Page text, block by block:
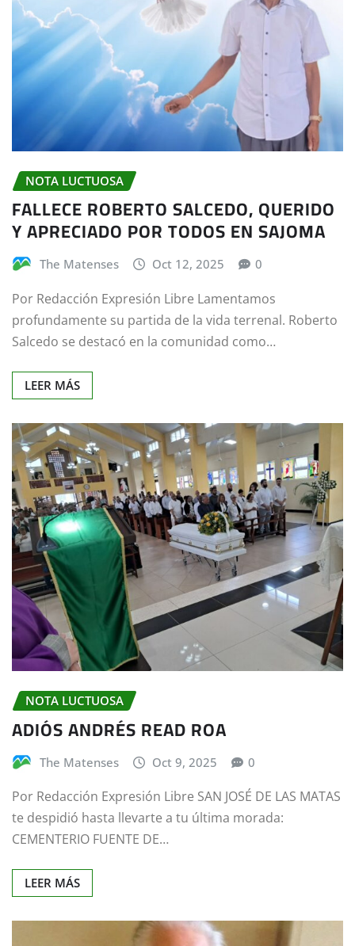
NOTA LUCTUOSA
FALLECE ROBERTO SALCEDO, QUERIDO
Y APRECIADO POR TODOS EN SAJOMA
The Matenses Oct 12, 2025 0
Por Redacción Expresión Libre Lamentamos
profundamente su partida de la vida terrenal. Roberto
Salcedo se destacó en la comunidad como…
LEER MÁS
NOTA LUCTUOSA
ADIÓS ANDRÉS READ ROA
The Matenses Oct 9, 2025 0
Por Redacción Expresión Libre SAN JOSÉ DE LAS MATAS
te despidió hasta llevarte a tu última morada:
CEMENTERIO FUENTE DE…
LEER MÁS